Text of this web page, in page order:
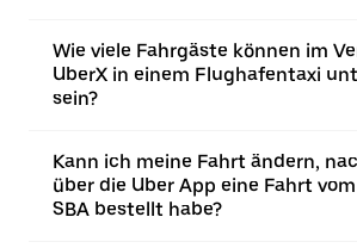
Wie viele Fahrgäste können im
UberX in einem Flughafentaxi
sein?
Kann ich meine Fahrt ändern,
über die Uber App eine Fahrt
SBA bestellt habe?